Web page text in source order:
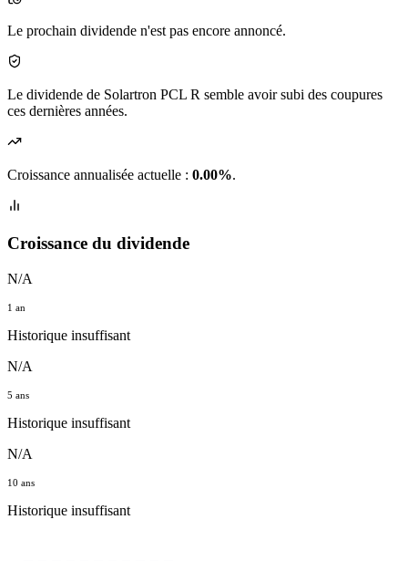
Le prochain dividende n'est pas encore annoncé.
Le dividende de Solartron PCL R semble avoir subi des coupures
ces dernières années.
Croissance annualisée actuelle : 0.00%.
Croissance du dividende
N/A
1 an
Historique insuffisant
N/A
5 ans
Historique insuffisant
N/A
10 ans
Historique insuffisant